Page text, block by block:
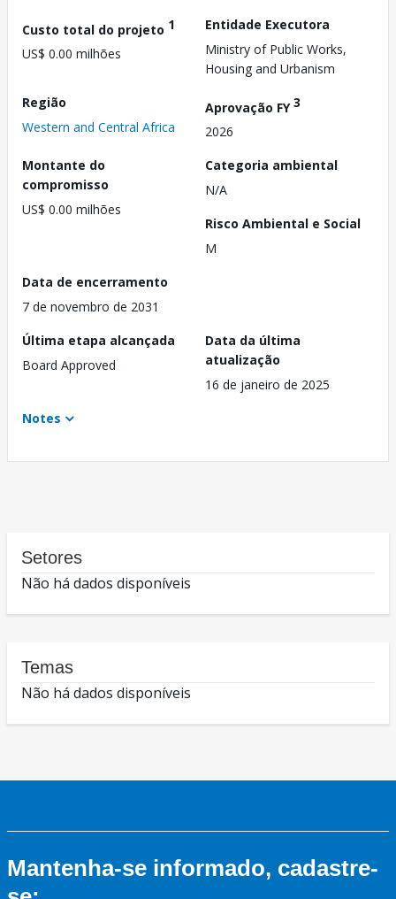
Custo total do projeto 1
US$ 0.00 milhões
Entidade Executora
Ministry of Public Works,
Housing and Urbanism
Região
Western and Central Africa
Aprovação FY3
2026
Montante do
compromisso
US$ 0.00 milhões
Categoria ambiental
N/A
Risco Ambiental e Social
M
Data de encerramento
7 de novembro de 2031
Última etapa alcançada
Board Approved
Data da última
atualização
16 de janeiro de 2025
Notes
Setores
Não há dados disponíveis
Temas
Não há dados disponíveis
Mantenha-se informado, cadastre-